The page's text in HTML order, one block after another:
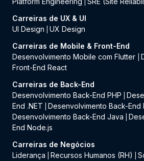
Carreiras de UX & UI
UI Design
UX Design
Carreiras de Mobile & Front-End
Desenvolvimento Mobile com Flutter
Front-End React
Carreiras de Back-End
Desenvolvimento Back-End PHP
End .NET
Desenvolvimento Back-End
Desenvolvimento Back-End Java
End Node.js
Carreiras de Negócios
Liderança
Recursos Humanos (RH)